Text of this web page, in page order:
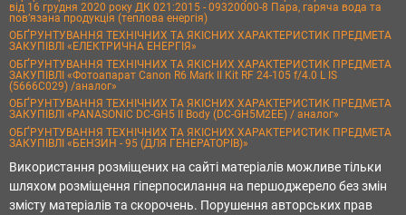
від 16 грудня 2020 року ДК 021:2015 - 09320000-8 Пара, гаряча вода та
пов’язана продукція (теплова енергія)
ОБҐРУНТУВАННЯ ТЕХНІЧНИХ ТА ЯКІСНИХ ХАРАКТЕРИСТИК ПРЕДМЕТА
ЗАКУПІВЛІ «ЕЛЕКТРИЧНА ЕНЕРГІЯ»
ОБҐРУНТУВАННЯ ТЕХНІЧНИХ ТА ЯКІСНИХ ХАРАКТЕРИСТИК ПРЕДМЕТА
ЗАКУПІВЛІ «Фотоапарат Canon R6 Mark II Kit RF 24-105 f/4.0 L IS
(5666C029) /аналог»
ОБҐРУНТУВАННЯ ТЕХНІЧНИХ ТА ЯКІСНИХ ХАРАКТЕРИСТИК ПРЕДМЕТА
ЗАКУПІВЛІ «PANASONIC DC-GH5 II Body (DC-GH5M2EE) / аналог»
ОБҐРУНТУВАННЯ ТЕХНІЧНИХ ТА ЯКІСНИХ ХАРАКТЕРИСТИК ПРЕДМЕТА
ЗАКУПІВЛІ «БЕНЗИН - 95 (ДЛЯ ГЕНЕРАТОРІВ)»
Використання розміщених на сайті матеріалів можливе тільки
шляхом розміщення гіперпосилання на першоджерело без змін
змісту матеріалів та скорочень. Порушення авторських прав